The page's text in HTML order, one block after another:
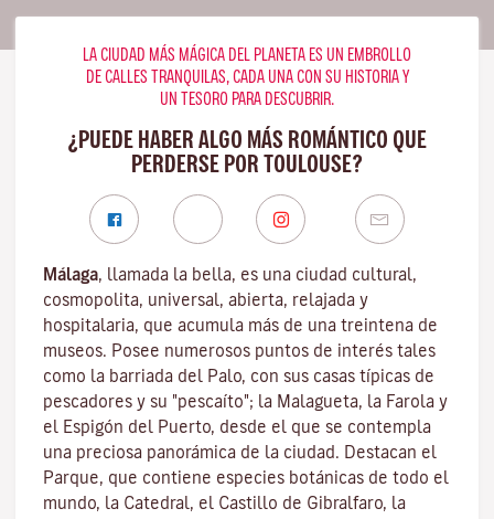
LA CIUDAD MÁS MÁGICA DEL PLANETA ES UN EMBROLLO
DE CALLES TRANQUILAS, CADA UNA CON SU HISTORIA Y
UN TESORO PARA DESCUBRIR.
¿PUEDE HABER ALGO MÁS ROMÁNTICO QUE
PERDERSE POR TOULOUSE?
Málaga, llamada la bella, es una ciudad cultural,
cosmopolita, universal, abierta, relajada y
hospitalaria, que acumula más de una treintena de
museos. Posee numerosos puntos de interés tales
como la barriada del Palo, con sus casas típicas de
pescadores y su "pescaíto"; la Malagueta, la Farola y
el Espigón del Puerto, desde el que se contempla
una preciosa panorámica de la ciudad. Destacan el
Parque, que contiene especies botánicas de todo el
mundo, la Catedral, el Castillo de Gibralfaro, la